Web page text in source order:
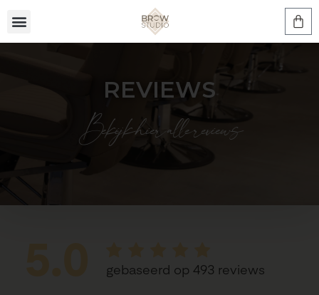
REVIEWS
Bekijk hier alle reviews